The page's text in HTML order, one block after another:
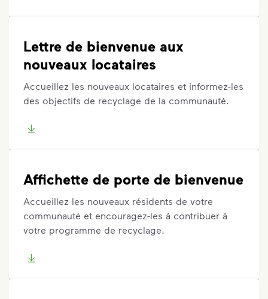
Lettre de bienvenue aux
nouveaux locataires
Accueillez les nouveaux locataires et informez-les
des objectifs de recyclage de la communauté.
Affichette de porte de bienvenue
Accueillez les nouveaux résidents de votre
communauté et encouragez-les à contribuer à
votre programme de recyclage.